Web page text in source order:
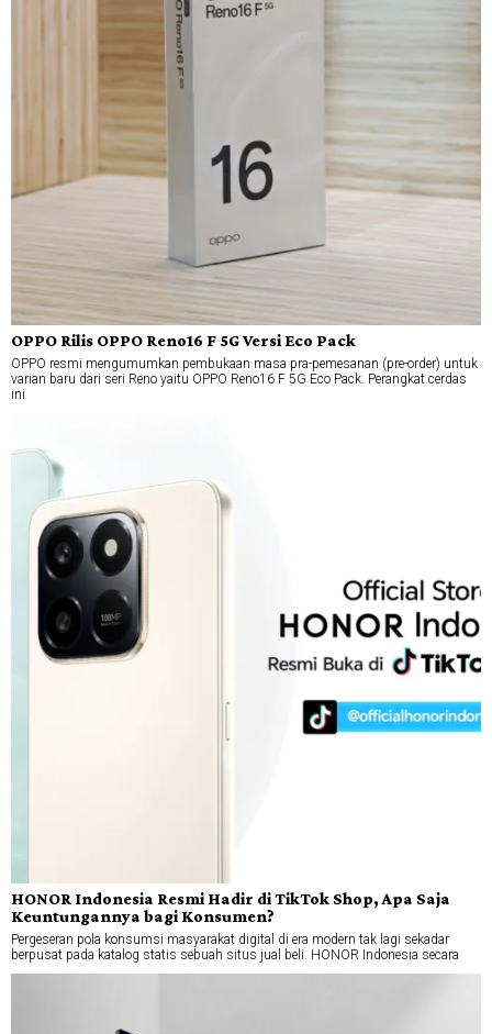
OPPO Rilis OPPO Reno16 F 5G Versi Eco Pack
OPPO resmi mengumumkan pembukaan masa pra-pemesanan (pre-order) untuk
varian baru dari seri Reno yaitu OPPO Reno16 F 5G Eco Pack. Perangkat cerdas
ini
HONOR Indonesia Resmi Hadir di TikTok Shop, Apa Saja
Keuntungannya bagi Konsumen?
Pergeseran pola konsumsi masyarakat digital di era modern tak lagi sekadar
berpusat pada katalog statis sebuah situs jual beli. HONOR Indonesia secara